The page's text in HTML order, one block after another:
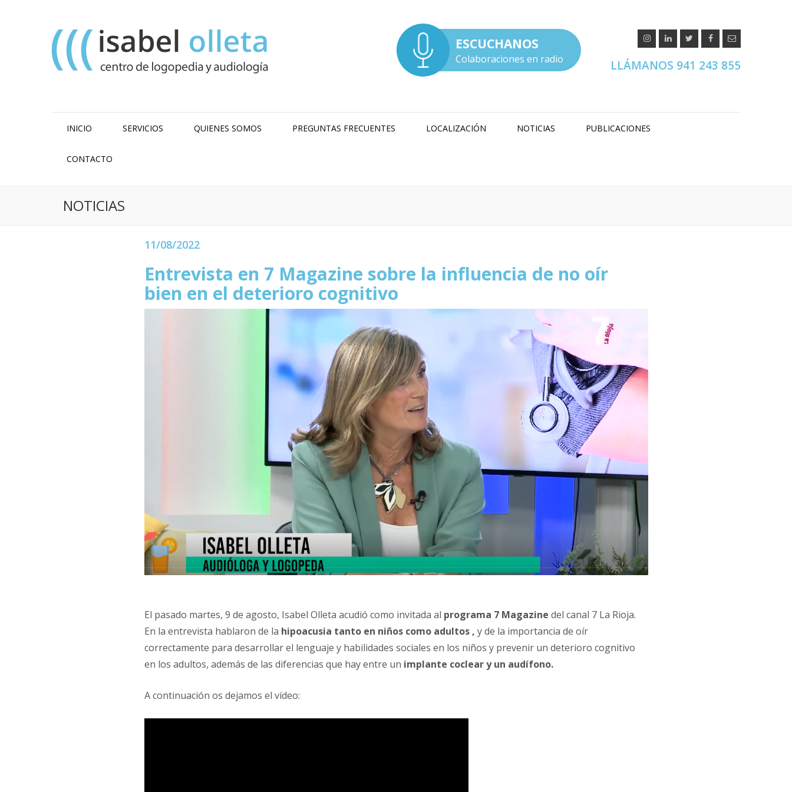
LLÁMANOS 941 243 855
ESCUCHANOS
Colaboraciones en radio
INICIO SERVICIOS QUIENES SOMOS PREGUNTAS FRECUENTES LOCALIZACIÓN NOTICIAS PUBLICACIONES
CONTACTO
NOTICIAS
11/08/2022
Entrevista en 7 Magazine sobre la influencia de no oír
bien en el deterioro cognitivo
El pasado martes, 9 de agosto, Isabel Olleta acudió como invitada al programa 7 Magazine del canal 7 La Rioja.
En la entrevista hablaron de la hipoacusia tanto en niños como adultos , y de la importancia de oír
correctamente para desarrollar el lenguaje y habilidades sociales en los niños y prevenir un deterioro cognitivo
en los adultos, además de las diferencias que hay entre un implante coclear y un audífono.
A continuación os dejamos el vídeo: